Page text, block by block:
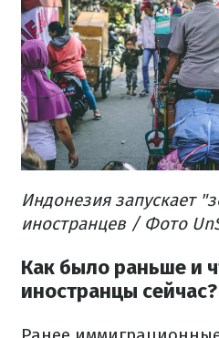
Индонезия запускает
иностранцев / Фото
Как было раньше и
иностранцы сейчас?